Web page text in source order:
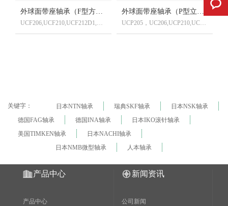
外球面带座轴承（F型方形座）
UCF206,UCF210,UCF212D1,UCF220D1,UCF320D1
外球面带座轴承（P型立式座）
UCP205，UC206,UCP210,UCP218,UCP220,UCP320D1
关键字： 日本NTN轴承 瑞典SKF轴承
日本NSK轴承
德国FAG轴承
德国INA轴承
日本IKO滚针轴承
美国TIMKEN轴承
日本NACHI轴承
日本NMB微型轴承
人本轴承
产品中心
产品中心
新闻资讯
公司新闻